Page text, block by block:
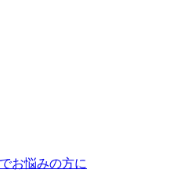
お悩みの方に